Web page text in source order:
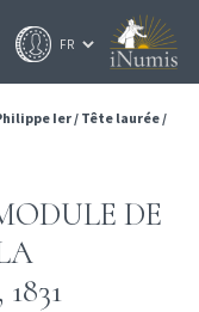
Ier/ Tête laurée/
DE